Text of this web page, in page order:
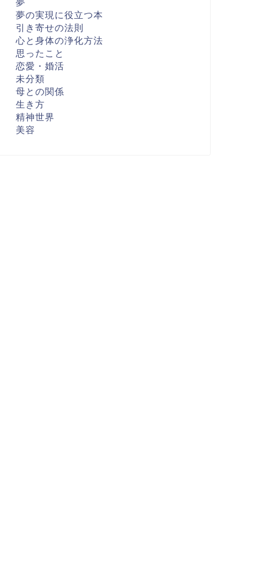
夢
夢の実現に役立つ本
引き寄せの法則
心と身体の浄化方法
思ったこと
恋愛・婚活
未分類
母との関係
生き方
精神世界
美容